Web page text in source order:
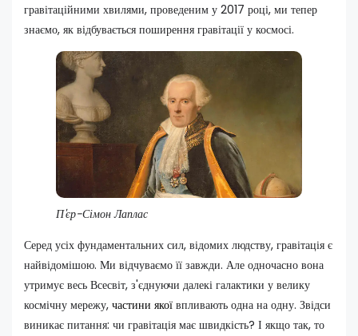
гравітаційними хвилями, проведеним у 2017 році, ми тепер
знаємо, як відбувається поширення гравітації у космосі.
П'єр-Сімон Лаплас
Серед усіх фундаментальних сил, відомих людству, гравітація є
найвідомішою. Ми відчуваємо її завжди. Але одночасно вона
утримує весь Всесвіт, з'єднуючи далекі галактики у велику
космічну мережу, частини якої впливають одна на одну. Звідси
виникає питання: чи гравітація має швидкість? І якщо так, то